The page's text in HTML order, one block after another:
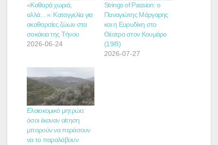
«Καθαρά χωριά,
αλλά…»: Καταγγελία για
ακαθαρσίες ζώων στα
σοκάκια της Τήνου
2026-06-24
Strings of Passion: ο
Παναγιώτης Μάργαρης
και η Ευρυδίκη στο
Θέατρο στον Κουμάρο
(19/8)
2026-07-27
Ελαιοκομικό μητρώο:
όσοι έκαναν αίτηση
μπορούν να περάσουν
να το παραλάβουν